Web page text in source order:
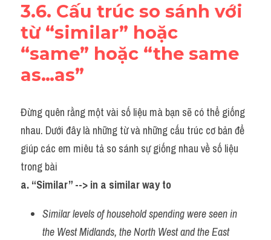
3.6. Cấu trúc so sánh với
từ “similar” hoặc
“same” hoặc “the same
as…as”
Đừng quên rằng một vài số liệu mà bạn sẽ có thể giống
nhau. Dưới đây là những từ và những cấu trúc cơ bản để
giúp các em miêu tả so sánh sự giống nhau về số liệu
trong bài
a. “Similar” --> in a similar way to
Similar levels of household spending were seen in
the West Midlands, the North West and the East